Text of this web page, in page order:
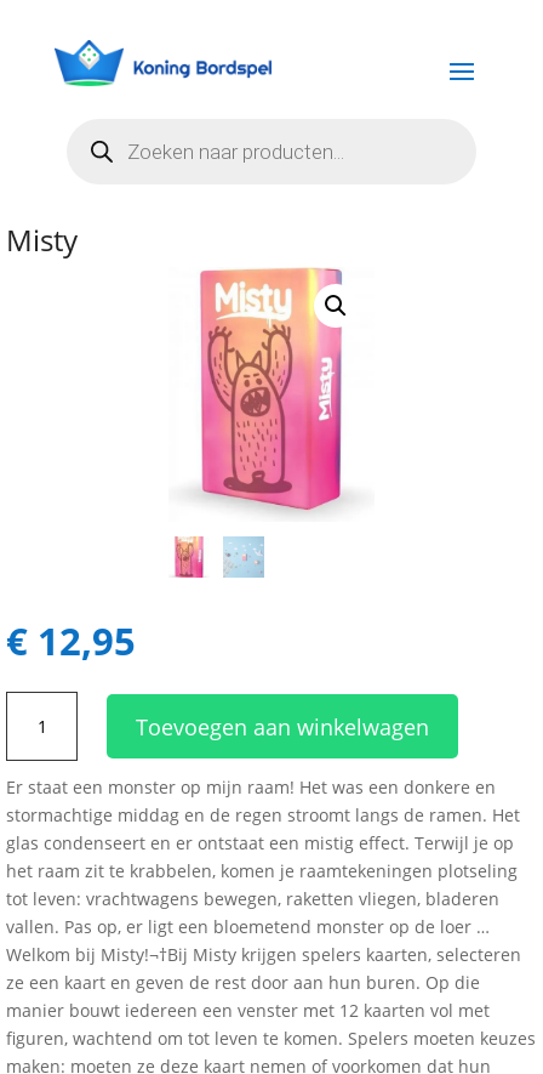
zoeken
Misty
€ 12,95
aantal
Toevoegen aan winkelwagen
Er staat een monster op mijn raam! Het was een donkere en
stormachtige middag en de regen stroomt langs de ramen. Het
glas condenseert en er ontstaat een mistig effect. Terwijl je op
het raam zit te krabbelen, komen je raamtekeningen plotseling
tot leven: vrachtwagens bewegen, raketten vliegen, bladeren
vallen. Pas op, er ligt een bloemetend monster op de loer …
Welkom bij Misty!¬†Bij Misty krijgen spelers kaarten, selecteren
ze een kaart en geven de rest door aan hun buren. Op die
manier bouwt iedereen een venster met 12 kaarten vol met
figuren, wachtend om tot leven te komen. Spelers moeten keuzes
maken: moeten ze deze kaart nemen of voorkomen dat hun